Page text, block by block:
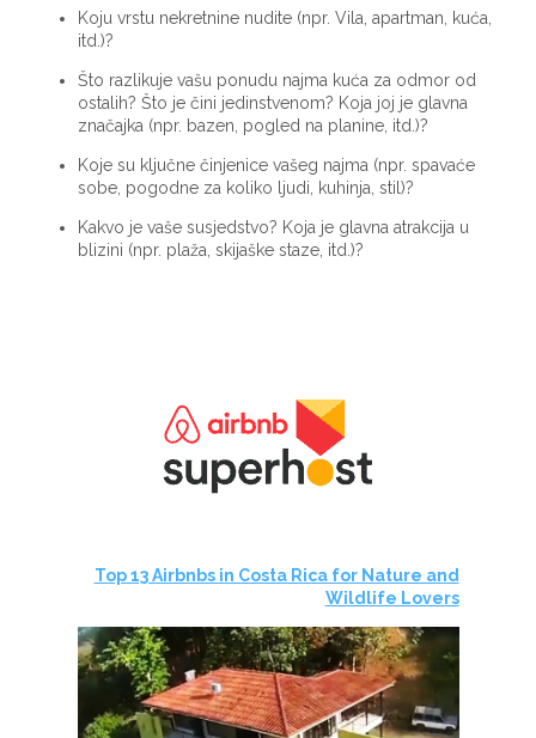
Koju vrstu nekretnine nudite (npr. Vila, apartman, kuća,
itd.)?
Što razlikuje vašu ponudu najma kuća za odmor od
ostalih? Što je čini jedinstvenom? Koja joj je glavna
značajka (npr. bazen, pogled na planine, itd.)?
Koje su ključne činjenice vašeg najma (npr. spavaće
sobe, pogodne za koliko ljudi, kuhinja, stil)?
Kakvo je vaše susjedstvo? Koja je glavna atrakcija u
blizini (npr. plaža, skijaške staze, itd.)?
Top 13 Airbnbs in Costa Rica for Nature and
Wildlife Lovers